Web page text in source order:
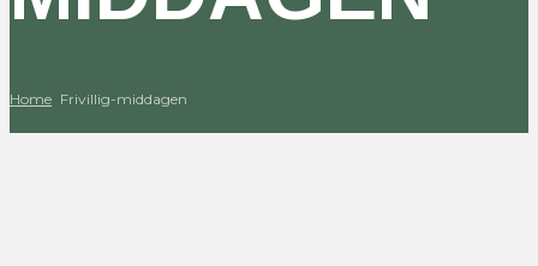
Home Frivillig-middagen